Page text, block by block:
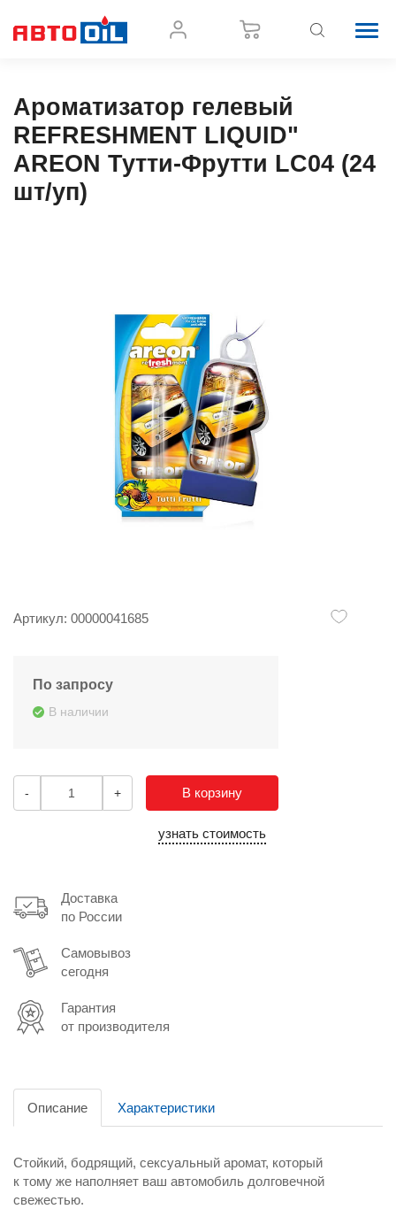
Ароматизатор гелевый
REFRESHMENT LIQUID"
AREON Тутти-Фрутти LC04 (24
шт/уп)
Артикул: 00000041685
По запросу
В наличии
- + В корзину
узнать стоимость
Доставка
по России
Самовывоз
сегодня
Гарантия
от производителя
Описание Характеристики
Стойкий, бодрящий, сексуальный аромат, который
к тому же наполняет ваш автомобиль долговечной
свежестью.